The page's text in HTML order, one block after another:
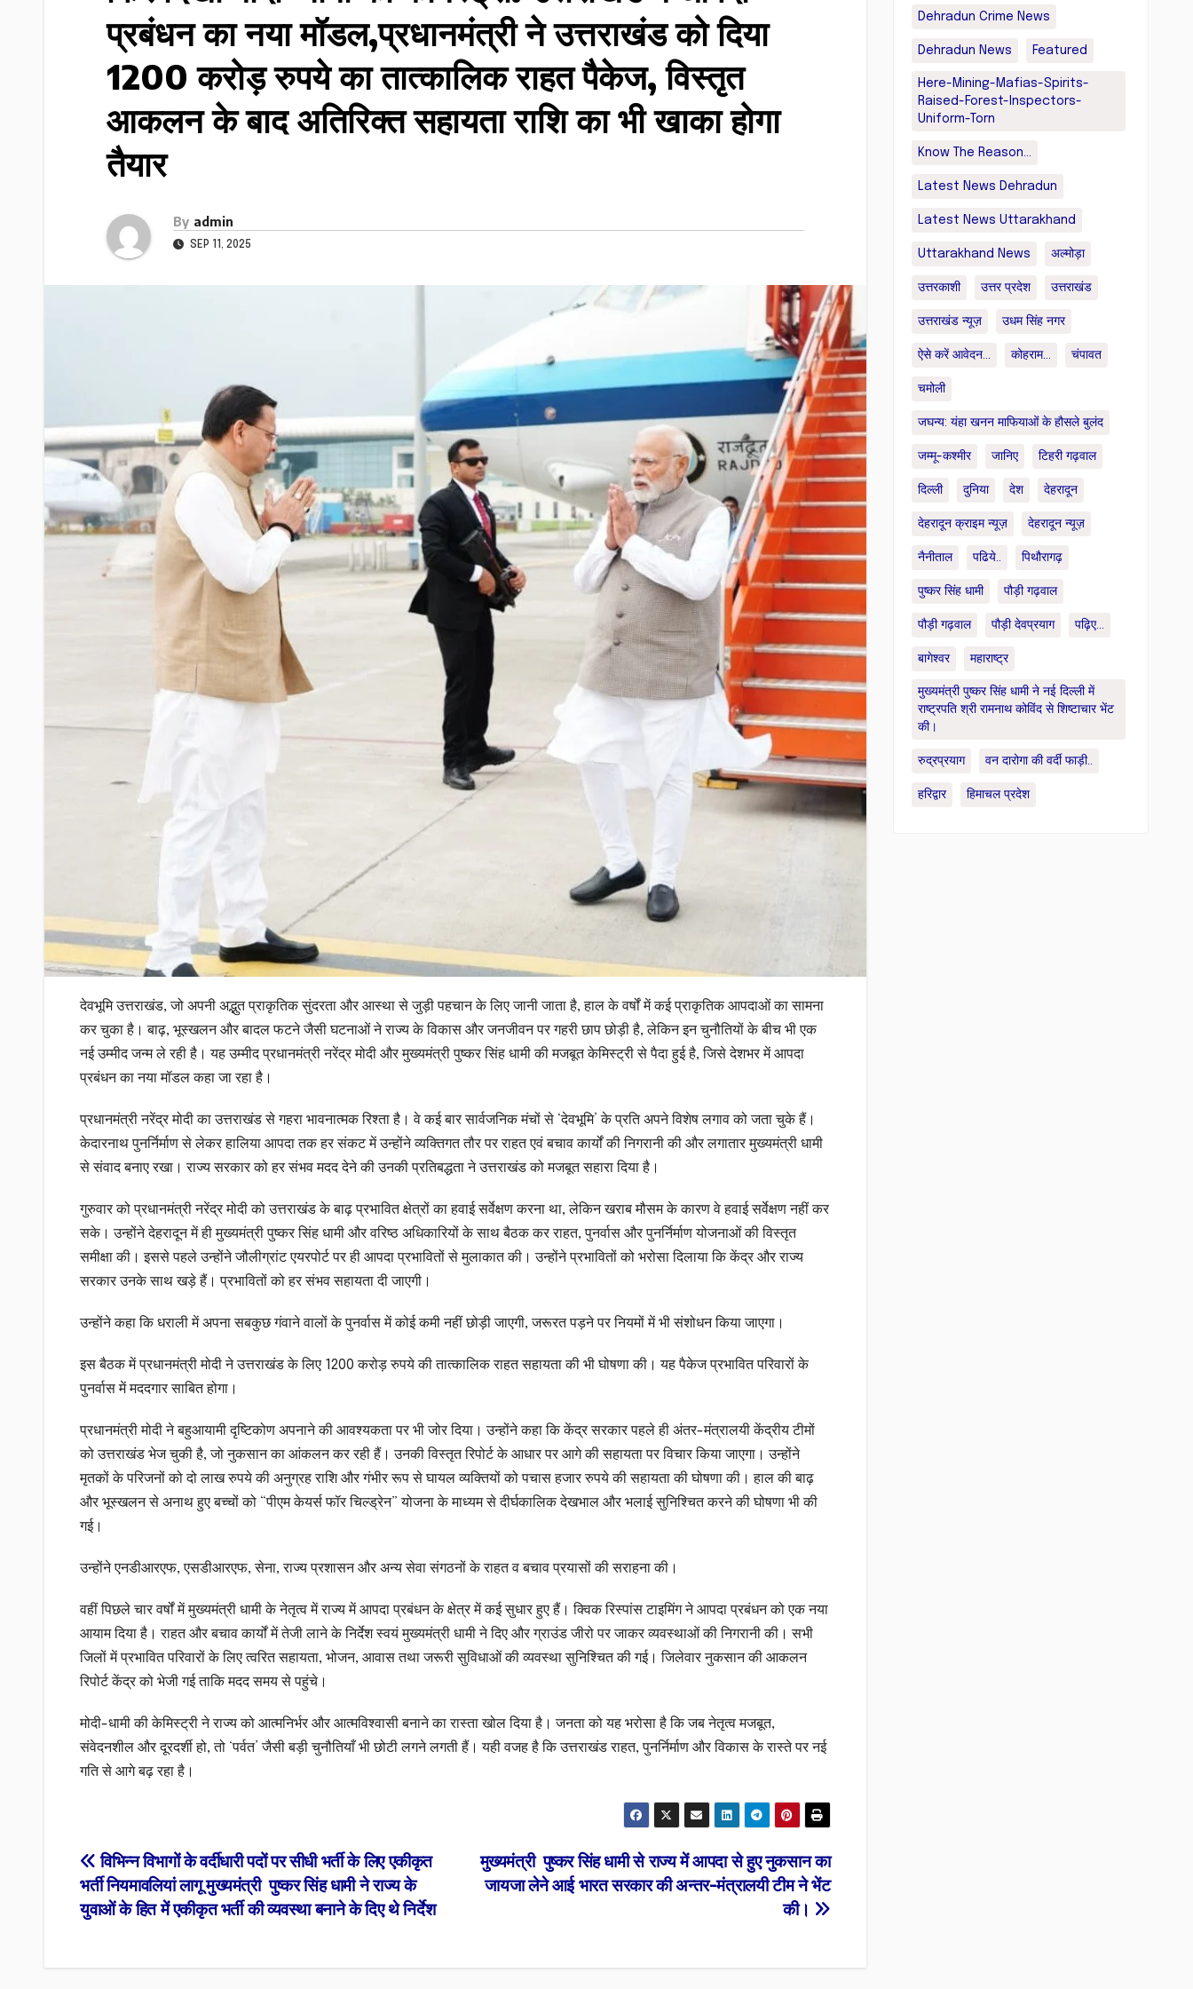
प्रबंधन का नया मॉडल,प्रधानमंत्री ने उत्तराखंड को दिया
1200 करोड़ रुपये का तात्कालिक राहत पैकेज, विस्तृत
आकलन के बाद अतिरिक्त सहायता राशि का भी खाका होगा
तैयार
By admin
SEP 11, 2025
देवभूमि उत्तराखंड, जो अपनी अद्भुत प्राकृतिक सुंदरता और आस्था से जुड़ी पहचान के लिए जानी जाता है, हाल के वर्षों में कई प्राकृतिक आपदाओं का सामना
कर चुका है। बाढ़, भूस्खलन और बादल फटने जैसी घटनाओं ने राज्य के विकास और जनजीवन पर गहरी छाप छोड़ी है, लेकिन इन चुनौतियों के बीच भी एक
नई उम्मीद जन्म ले रही है। यह उम्मीद प्रधानमंत्री नरेंद्र मोदी और मुख्यमंत्री पुष्कर सिंह धामी की मजबूत केमिस्ट्री से पैदा हुई है, जिसे देशभर में आपदा
प्रबंधन का नया मॉडल कहा जा रहा है।
प्रधानमंत्री नरेंद्र मोदी का उत्तराखंड से गहरा भावनात्मक रिश्ता है। वे कई बार सार्वजनिक मंचों से ‘देवभूमि’ के प्रति अपने विशेष लगाव को जता चुके हैं।
केदारनाथ पुनर्निर्माण से लेकर हालिया आपदा तक हर संकट में उन्होंने व्यक्तिगत तौर पर राहत एवं बचाव कार्यों की निगरानी की और लगातार मुख्यमंत्री धामी
से संवाद बनाए रखा। राज्य सरकार को हर संभव मदद देने की उनकी प्रतिबद्धता ने उत्तराखंड को मजबूत सहारा दिया है।
गुरुवार को प्रधानमंत्री नरेंद्र मोदी को उत्तराखंड के बाढ़ प्रभावित क्षेत्रों का हवाई सर्वेक्षण करना था, लेकिन खराब मौसम के कारण वे हवाई सर्वेक्षण नहीं कर
सके। उन्होंने देहरादून में ही मुख्यमंत्री पुष्कर सिंह धामी और वरिष्ठ अधिकारियों के साथ बैठक कर राहत, पुनर्वास और पुनर्निर्माण योजनाओं की विस्तृत
समीक्षा की। इससे पहले उन्होंने जौलीग्रांट एयरपोर्ट पर ही आपदा प्रभावितों से मुलाकात की। उन्होंने प्रभावितों को भरोसा दिलाया कि केंद्र और राज्य
सरकार उनके साथ खड़े हैं। प्रभावितों को हर संभव सहायता दी जाएगी।
उन्होंने कहा कि धराली में अपना सबकुछ गंवाने वालों के पुनर्वास में कोई कमी नहीं छोड़ी जाएगी, जरूरत पड़ने पर नियमों में भी संशोधन किया जाएगा।
इस बैठक में प्रधानमंत्री मोदी ने उत्तराखंड के लिए 1200 करोड़ रुपये की तात्कालिक राहत सहायता की भी घोषणा की। यह पैकेज प्रभावित परिवारों के
पुनर्वास में मददगार साबित होगा।
प्रधानमंत्री मोदी ने बहुआयामी दृष्टिकोण अपनाने की आवश्यकता पर भी जोर दिया। उन्होंने कहा कि केंद्र सरकार पहले ही अंतर-मंत्रालयी केंद्रीय टीमों
को उत्तराखंड भेज चुकी है, जो नुकसान का आंकलन कर रही हैं। उनकी विस्तृत रिपोर्ट के आधार पर आगे की सहायता पर विचार किया जाएगा। उन्होंने
मृतकों के परिजनों को दो लाख रुपये की अनुग्रह राशि और गंभीर रूप से घायल व्यक्तियों को पचास हजार रुपये की सहायता की घोषणा की। हाल की बाढ़
और भूस्खलन से अनाथ हुए बच्चों को “पीएम केयर्स फॉर चिल्ड्रेन” योजना के माध्यम से दीर्घकालिक देखभाल और भलाई सुनिश्चित करने की घोषणा भी की
गई।
उन्होंने एनडीआरएफ, एसडीआरएफ, सेना, राज्य प्रशासन और अन्य सेवा संगठनों के राहत व बचाव प्रयासों की सराहना की।
वहीं पिछले चार वर्षों में मुख्यमंत्री धामी के नेतृत्व में राज्य में आपदा प्रबंधन के क्षेत्र में कई सुधार हुए हैं। क्विक रिस्पांस टाइमिंग ने आपदा प्रबंधन को एक नया
आयाम दिया है। राहत और बचाव कार्यों में तेजी लाने के निर्देश स्वयं मुख्यमंत्री धामी ने दिए और ग्राउंड जीरो पर जाकर व्यवस्थाओं की निगरानी की। सभी
जिलों में प्रभावित परिवारों के लिए त्वरित सहायता, भोजन, आवास तथा जरूरी सुविधाओं की व्यवस्था सुनिश्चित की गई। जिलेवार नुकसान की आकलन
रिपोर्ट केंद्र को भेजी गई ताकि मदद समय से पहुंचे।
मोदी-धामी की केमिस्ट्री ने राज्य को आत्मनिर्भर और आत्मविश्वासी बनाने का रास्ता खोल दिया है। जनता को यह भरोसा है कि जब नेतृत्व मजबूत,
संवेदनशील और दूरदर्शी हो, तो ‘पर्वत’ जैसी बड़ी चुनौतियाँ भी छोटी लगने लगती हैं। यही वजह है कि उत्तराखंड राहत, पुनर्निर्माण और विकास के रास्ते पर नई
गति से आगे बढ़ रहा है।
Post
navigation
मुख्यमंत्री पुष्कर सिंह धामी से राज्य में आपदा से हुए नुकसान का
जायजा लेने आई भारत सरकार की अन्तर-मंत्रालयी टीम ने भेंट
की।
विभिन्न विभागों के वर्दीधारी पदों पर सीधी भर्ती के लिए एकीकृत
भर्ती नियमावलियां लागू मुख्यमंत्री पुष्कर सिंह धामी ने राज्य के
युवाओं के हित में एकीकृत भर्ती की व्यवस्था बनाने के दिए थे निर्देश
Dehradun Crime News
Dehradun News Featured
Here-Mining-Mafias-Spirits-
Raised-Forest-Inspectors-
Uniform-Torn
Know The Reason...
Latest News Dehradun
Latest News Uttarakhand
Uttarakhand News अल्मोड़ा
उत्तरकाशी उत्तर प्रदेश उत्तराखंड
उत्तराखंड न्यूज़ उधम सिंह नगर
ऐसे करें आवेदन... कोहराम... चंपावत
चमोली
जघन्य: यंहा खनन माफियाओं के हौसले बुलंद
जम्मू-कश्मीर जानिए टिहरी गढ़वाल
दिल्ली दुनिया देश देहरादून
देहरादून क्राइम न्यूज़ देहरादून न्यूज़
नैनीताल पढिये.. पिथौरागढ़
पुष्कर सिंह धामी पौड़ी गढ़वाल
पौड़ी गढ़वाल पौड़ी देवप्रयाग पढ़िए...
बागेश्वर महाराष्ट्र
मुख्यमंत्री पुष्कर सिंह धामी ने नई दिल्ली में
राष्ट्रपति श्री रामनाथ कोविंद से शिष्टाचार भेंट
की।
रुद्रप्रयाग वन दारोगा की वर्दी फाड़ी..
हरिद्वार हिमाचल प्रदेश